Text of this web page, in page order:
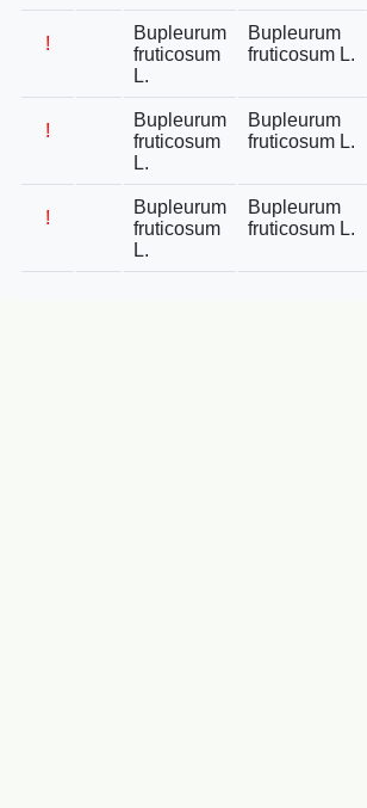
!
Bupleurum
fruticosum
L.
Bupleurum
fruticosum L.
!
Bupleurum
fruticosum
L.
Bupleurum
fruticosum L.
!
Bupleurum
fruticosum
L.
Bupleurum
fruticosum L.